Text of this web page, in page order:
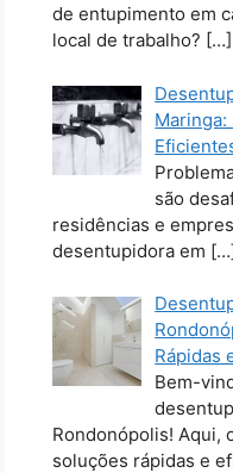
de entupimento em
local de trabalho? […]
Maringa:
são
residências e
desentupidora em
Rápidas
Bem-
Rondonópolis! Aqui,
soluções rápidas e